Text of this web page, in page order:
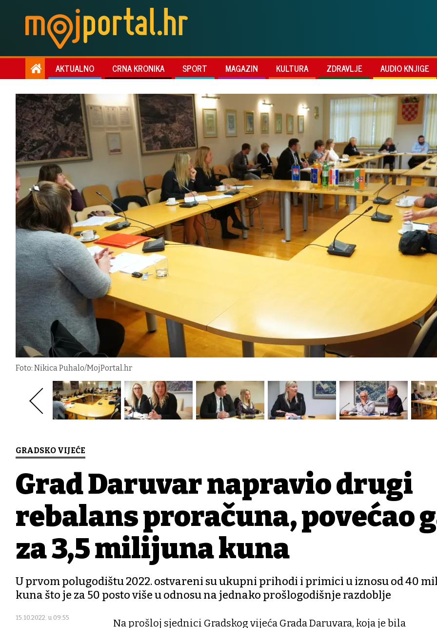
AKTUALNO CRNA KRONIKA SPORT MAGAZIN KULTURA ZDRAVLJE AUDIO KNJIGE
Foto: Nikica Puhalo/MojPortal.hr
GRADSKO VIJEĆE
Grad Daruvar napravio drugi
rebalans proračuna, povećao
za 3,5 milijuna kuna
U prvom polugodištu 2022. ostvareni su ukupni prihodi i primici u iznosu od 40
kuna što je za 50 posto više u odnosu na jednako prošlogodišnje razdoblje
15.10.2022. u 09:55
Na prošloj sjednici Gradskog vijeća Grada Daruvara, koja je bila